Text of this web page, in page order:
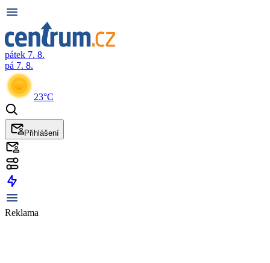
pátek 7. 8.
pá 7. 8.
23°C
Přihlášení
Reklama